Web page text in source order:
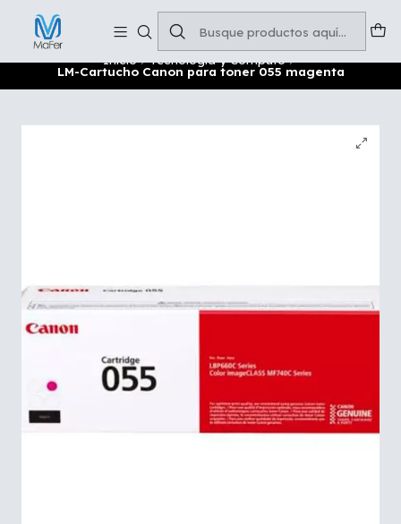
Inicio Tecnología y Cómputo
LM-Cartucho Canon para toner 055 magenta